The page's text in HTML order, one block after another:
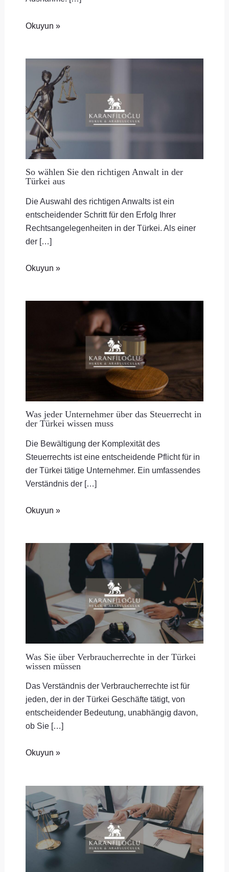
Okuyun »
So wählen Sie den richtigen Anwalt in der
Türkei aus
Die Auswahl des richtigen Anwalts ist ein
entscheidender Schritt für den Erfolg Ihrer
Rechtsangelegenheiten in der Türkei. Als einer
der […]
Okuyun »
Was jeder Unternehmer über das Steuerrecht in
der Türkei wissen muss
Die Bewältigung der Komplexität des
Steuerrechts ist eine entscheidende Pflicht für in
der Türkei tätige Unternehmer. Ein umfassendes
Verständnis der […]
Okuyun »
Was Sie über Verbraucherrechte in der Türkei
wissen müssen
Das Verständnis der Verbraucherrechte ist für
jeden, der in der Türkei Geschäfte tätigt, von
entscheidender Bedeutung, unabhängig davon,
ob Sie […]
Okuyun »